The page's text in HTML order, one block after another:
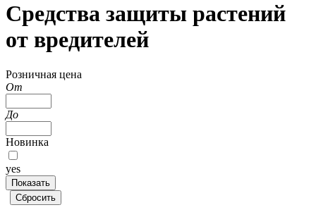
Средства защиты растений
от вредителей
Розничная цена
От
До
Новинка
yes